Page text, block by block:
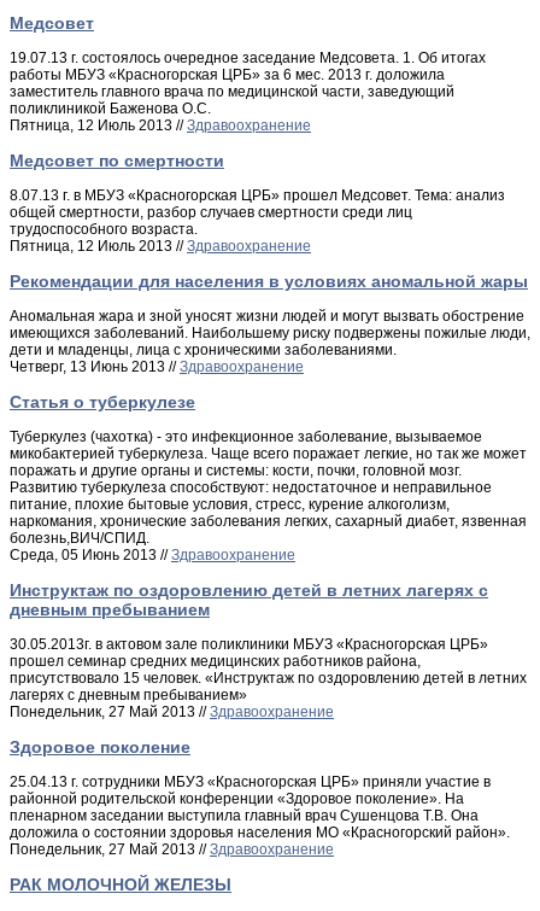
Медсовет
19.07.13 г. состоялось очередное заседание Медсовета. 1. Об итогах
работы МБУЗ «Красногорская ЦРБ» за 6 мес. 2013 г. доложила
заместитель главного врача по медицинской части, заведующий
поликлиникой Баженова О.С.
Пятница, 12 Июль 2013 //Здравоохранение
Медсовет по смертности
8.07.13 г. в МБУЗ «Красногорская ЦРБ» прошел Медсовет. Тема: анализ
общей смертности, разбор случаев смертности среди лиц
трудоспособного возраста.
Пятница, 12 Июль 2013 //Здравоохранение
Рекомендации для населения в условиях аномальной жары
Аномальная жара и зной уносят жизни людей и могут вызвать обострение
имеющихся заболеваний. Наибольшему риску подвержены пожилые люди,
дети и младенцы, лица с хроническими заболеваниями.
Четверг, 13 Июнь 2013 //Здравоохранение
Cтатья о туберкулезе
Туберкулез (чахотка) - это инфекционное заболевание, вызываемое
микобактерией туберкулеза. Чаще всего поражает легкие, но так же может
поражать и другие органы и системы: кости, почки, головной мозг.
Развитию туберкулеза способствуют: недостаточное и неправильное
питание, плохие бытовые условия, стресс, курение алкоголизм,
наркомания, хронические заболевания легких, сахарный диабет, язвенная
болезнь,ВИЧ/СПИД.
Среда, 05 Июнь 2013 //Здравоохранение
Инструктаж по оздоровлению детей в летних лагерях с
дневным пребыванием
30.05.2013г. в актовом зале поликлиники МБУЗ «Красногорская ЦРБ»
прошел семинар средних медицинских работников района,
присутствовало 15 человек. «Инструктаж по оздоровлению детей в летних
лагерях с дневным пребыванием»
Понедельник, 27 Май 2013 //Здравоохранение
Здоровое поколение
25.04.13 г. сотрудники МБУЗ «Красногорская ЦРБ» приняли участие в
районной родительской конференции «Здоровое поколение». На
пленарном заседании выступила главный врач Сушенцова Т.В. Она
доложила о состоянии здоровья населения МО «Красногорский район».
Понедельник, 27 Май 2013 //Здравоохранение
РАК МОЛОЧНОЙ ЖЕЛЕЗЫ